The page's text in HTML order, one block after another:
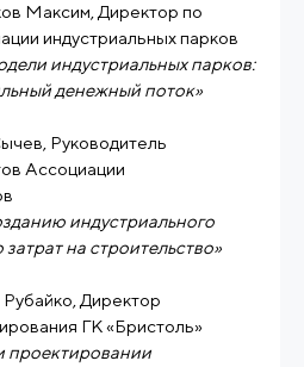
Максим, Директор по
индустриальных парков
индустриальных парков:
денежный поток»
Руководитель
Ассоциации
индустриального
на строительство»
Рубайко, Директор
ГК «Бристоль»
проектировании